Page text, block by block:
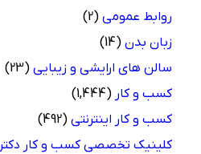
روابط عمومی (2)
زبان بدن (14)
سالن های ارایشی و زیبایی (23)
کسب و کار (1,444)
کسب و کار اینترنتی (492)
کلینیک تخصصی کسب و کار دکتر میر